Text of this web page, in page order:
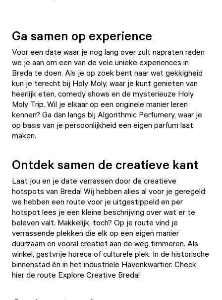
Ga samen op experience
Voor een date waar je nog lang over zult napraten raden
we je aan om een van de vele unieke experiences in
Breda te doen. Als je op zoek bent naar wat gekkigheid
kun je terecht bij Holy Moly, waar je kunt genieten van
heerlijk eten, comedy shows en de mysterieuze Holy
Moly Trip. Wil je elkaar op een originele manier leren
kennen? Ga dan langs bij Algorithmic Perfumery, waar je
op basis van je persoonlijkheid een eigen parfum laat
maken.
Ontdek samen de creatieve kant
Laat jou en je date verrassen door de creatieve
hotspots van Breda! Wij hebben alles al voor je geregeld:
we hebben een route voor je uitgestippeld en per
hotspot lees je een kleine beschrijving over wat er te
beleven valt. Makkelijk, toch? Op je route vind je
verrassende plekken die elk op een eigen manier
duurzaam en vooral creatief aan de weg timmeren. Als
winkel, gastvrije horeca of culturele plek. In de historische
binnenstad én in het industriële Havenkwartier. Check
hier de route Explore Creative Breda!